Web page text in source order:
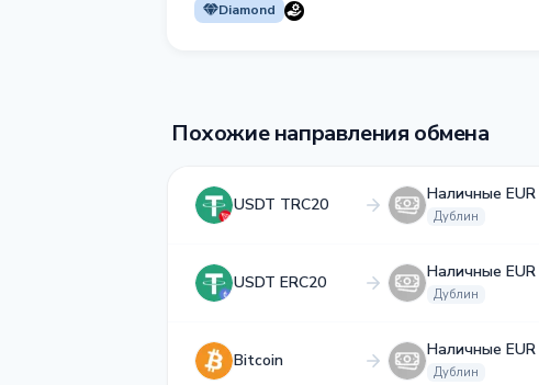
Diamond
Похожие направления обмена
USDT TRC20
Наличные EUR
Дублин
USDT ERC20
Наличные EUR
Дублин
Bitcoin
Наличные EUR
Дублин